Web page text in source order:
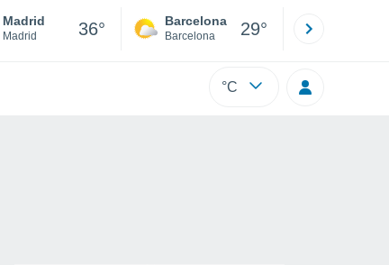
Madrid
Madrid 36° Barcelona
Barcelona 29°
°C